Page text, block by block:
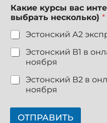
е
с
ю
Какие курсы вас
выбрать несколько) *
Эстонский А2
Эстонский В1 в
ноября
Эстонский В2 в
ноября
ОТПРАВИТЬ